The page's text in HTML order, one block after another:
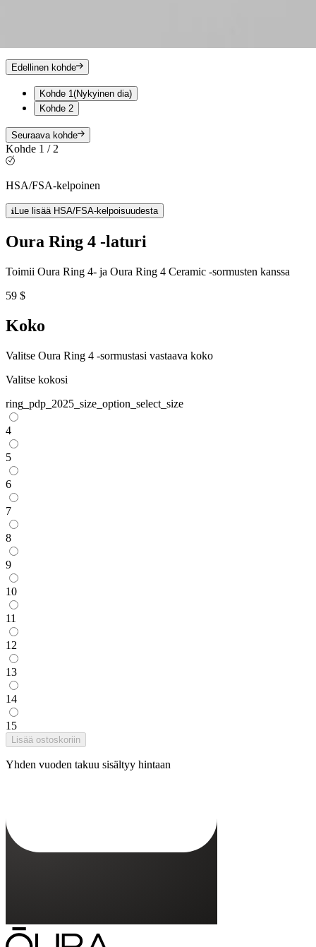
Edellinen kohde
Kohde 1(Nykyinen dia)
Kohde 2
Seuraava kohde
Kohde 1 / 2
HSA/FSA-kelpoinen
Lue lisää HSA/FSA-kelpoisuudesta
Oura Ring 4 -laturi
Toimii Oura Ring 4- ja Oura Ring 4 Ceramic -sormusten kanssa
59 $
Koko
Valitse Oura Ring 4 -sormustasi vastaava koko
Valitse kokosi
ring_pdp_2025_size_option_select_size
4
5
6
7
8
9
10
11
12
13
14
15
Lisää ostoskoriin
Yhden vuoden takuu sisältyy hintaan